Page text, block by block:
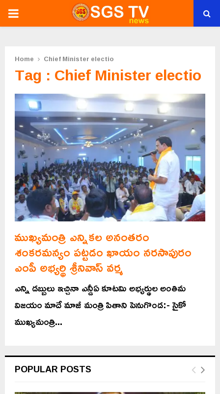
PRIMARY
Home Chief Minister electio
Tag : Chief Minister electio
ముఖ్యమంత్రి ఎన్నికల అనంతరం
శంకరమన్యం పట్టడం ఖాయం నరసాపురం
ఎంపీ అభ్యర్థి శ్రీనివాస్ వర్మ
ఎన్ని డబ్బులు ఇచ్చినా ఎన్డీఏ కూటమి అభ్యర్థుల అంతిమ
విజయం మాదే మాజీ మంత్రి పితాని పెనుగొండ:- సైకో
ముఖ్యమంత్రి...
POPULAR POSTS